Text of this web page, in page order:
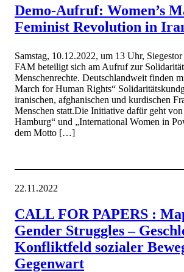
Demo-Aufruf: Women’s
Feminist Revolution in
Samstag, 10.12.2022, um 13 Uhr,
FAM beteiligt sich am Aufruf zur
Menschenrechte. Deutschlandweit finden
March for Human Rights“
iranischen, afghanischen und kurdischen
Menschen statt.Die Initiative dafür geht
Hamburg“ und „International Women in
dem Motto […]
22.11.2022
CALL FOR PAPERS :
Gender Struggles –
Konfliktfeld sozialer
Gegenwart